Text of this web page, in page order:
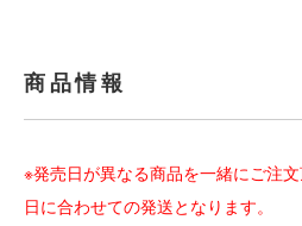
商品情報
※発売日が異なる商品を一緒にご注
日に合わせての発送となります。